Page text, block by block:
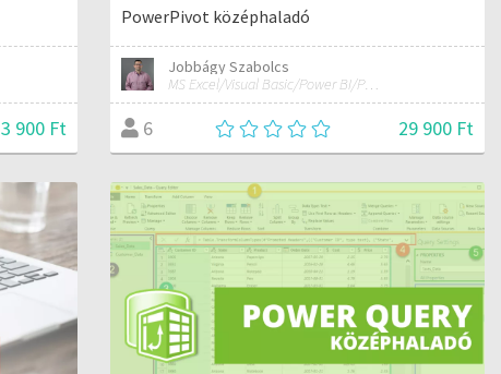
3 900 Ft
PowerPivot középhaladó
Jobbágy Szabolcs
MS Excel/Visual Basic/Power BI/Python adatelemzési szakértő
6 29 900 Ft